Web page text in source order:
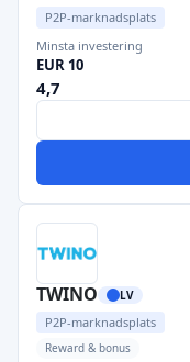
P2P-marknadsplats
Minsta investering
EUR 10
4,7
TWINO LV
P2P-marknadsplats
Reward & bonus